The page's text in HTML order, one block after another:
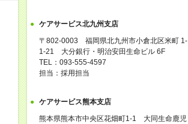
ケアサービス北九州支店
〒802-0003 福岡県北九州市小倉北区米町 1-
1-21 大分銀行・明治安田生命ビル 6F
TEL：093-555-4597
担当：採用担当
ケアサービス熊本支店
熊本県熊本市中央区花畑町1-1 大同生命鹿児